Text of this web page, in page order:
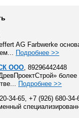
AG Farbwerke
Подробнее >>
ООО, 89296442448
более
Подробнее >>
34-65, +7 (926) 680-34-